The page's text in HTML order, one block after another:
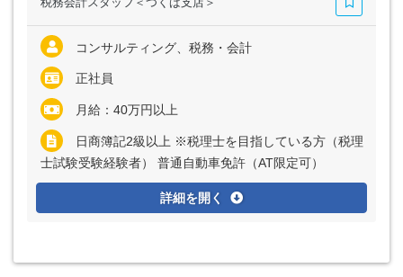
コンサルティング、税務・会計
正社員
月給：40万円以上
日商簿記2級以上 ※税理士を目指している方（税理
士試験受験経験者） 普通自動車免許（AT限定可）
詳細を開く